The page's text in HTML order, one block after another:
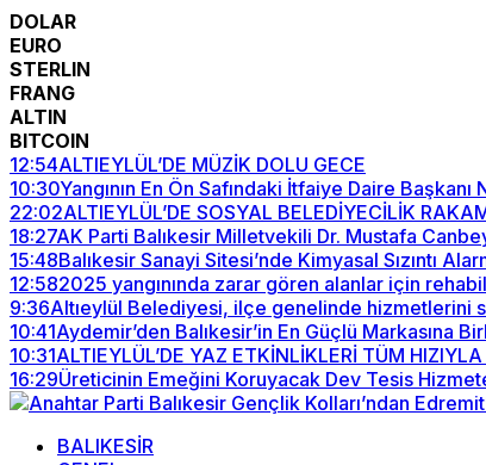
DOLAR
EURO
STERLIN
FRANG
ALTIN
BITCOIN
12:54ALTIEYLÜL’DE MÜZİK DOLU GECE
10:30Yangının En Ön Safındaki İtfaiye Daire Başkanı
22:02ALTIEYLÜL’DE SOSYAL BELEDİYECİLİK
18:27AK Parti Balıkesir Milletvekili Dr. Mustafa
15:48Balıkesir Sanayi Sitesi’nde Kimyasal Sızıntı
12:582025 yangınında zarar gören alanlar için
9:36Altıeylül Belediyesi, ilçe genelinde hizmetlerini
10:41Aydemir’den Balıkesir’in En Güçlü Markasına
10:31ALTIEYLÜL’DE YAZ ETKİNLİKLERİ TÜM HIZIYLA
16:29Üreticinin Emeğini Koruyacak Dev Tesis
BALIKESİR